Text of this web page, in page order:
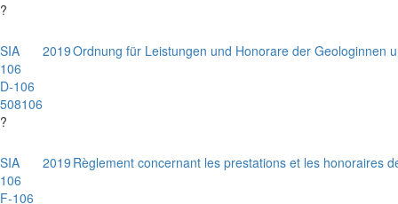
?
SIA
106
D-106
508106
?
2019Ordnung für Leistungen und Honorare der Geologinnen
SIA
106
F-106
2019 Règlement concernant les prestations et les honoraires